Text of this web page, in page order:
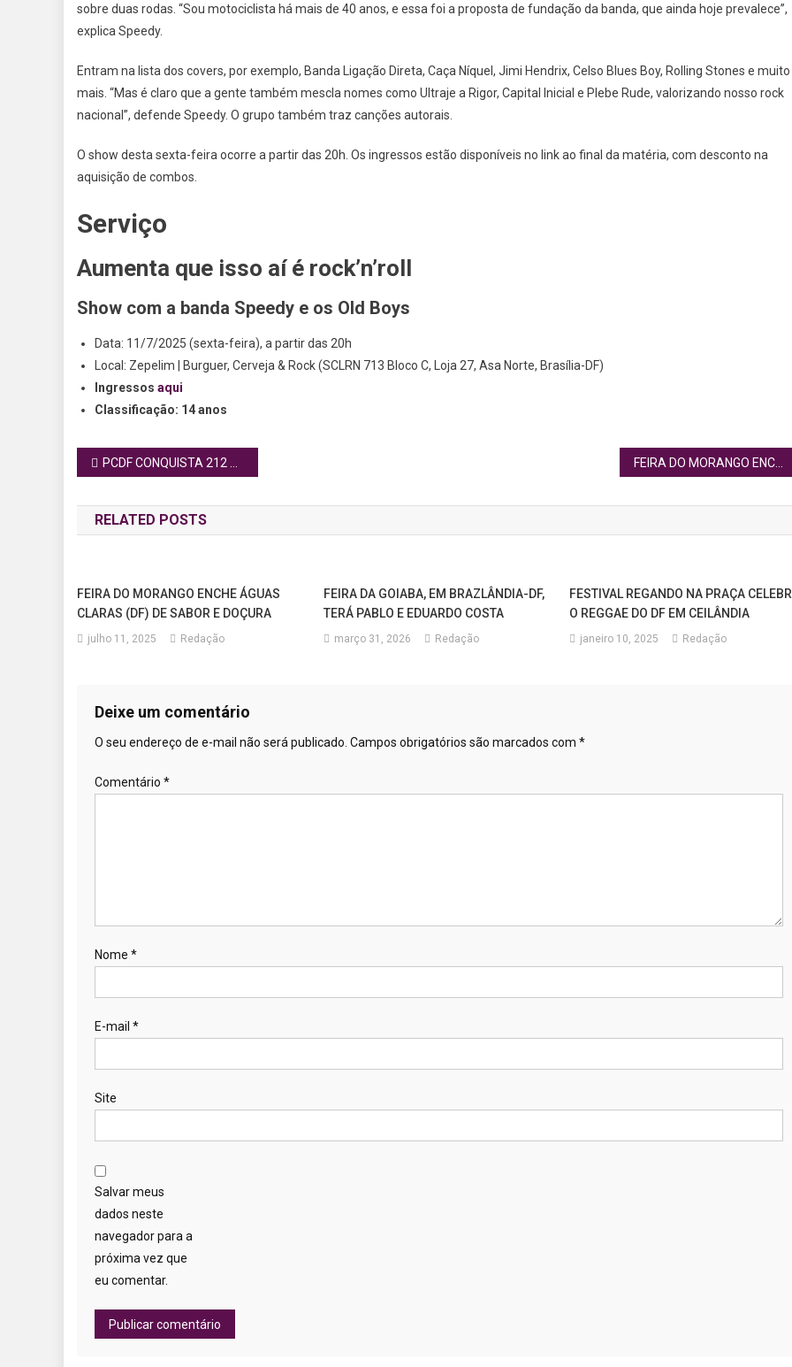
A
sobre duas rodas. “Sou motociclista há mais de 40 anos, e essa foi a proposta de fundação da banda, que ainda hoje prevalece”,
explica Speedy.
Entram na lista dos covers, por exemplo, Banda Ligação Direta, Caça Níquel, Jimi Hendrix, Celso Blues Boy, Rolling Stones e muito
mais. “Mas é claro que a gente também mescla nomes como Ultraje a Rigor, Capital Inicial e Plebe Rude, valorizando nosso rock
nacional”, defende Speedy. O grupo também traz canções autorais.
O show desta sexta-feira ocorre a partir das 20h. Os ingressos estão disponíveis no link ao final da matéria, com desconto na
aquisição de combos.
Serviço
Aumenta que isso aí é rock’n’roll
Show com a banda Speedy e os Old Boys
Data: 11/7/2025 (sexta-feira), a partir das 20h
Local: Zepelim | Burguer, Cerveja & Rock (SCLRN 713 Bloco C, Loja 27, Asa Norte, Brasília-DF)
Ingressos aqui
Classificação: 14 anos
Navegação
de
Post
PCDF CONQUISTA 212 MEDALHAS NOS EUA E LIDERA RANKING INTERNACIONAL
RELATED POSTS
FEIRA DO MORANGO ENCHE ÁGUAS
CLARAS (DF) DE SABOR E DOÇURA
julho 11, 2025 Redação
FEIRA DA GOIABA, EM BRAZLÂNDIA-DF,
TERÁ PABLO E EDUARDO COSTA
março 31, 2026 Redação
FESTIVAL REGANDO NA PRAÇA
O REGGAE DO DF EM CEILÂNDIA
janeiro 10, 2025 Redação
Deixe um comentário
O seu endereço de e-mail não será publicado. Campos obrigatórios são marcados com *
Comentário *
Nome *
E-mail *
Site
Salvar meus
dados neste
navegador para a
próxima vez que
eu comentar.